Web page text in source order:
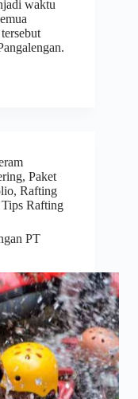
waktu
, Paket
, Rafting
Tips Rafting
PT